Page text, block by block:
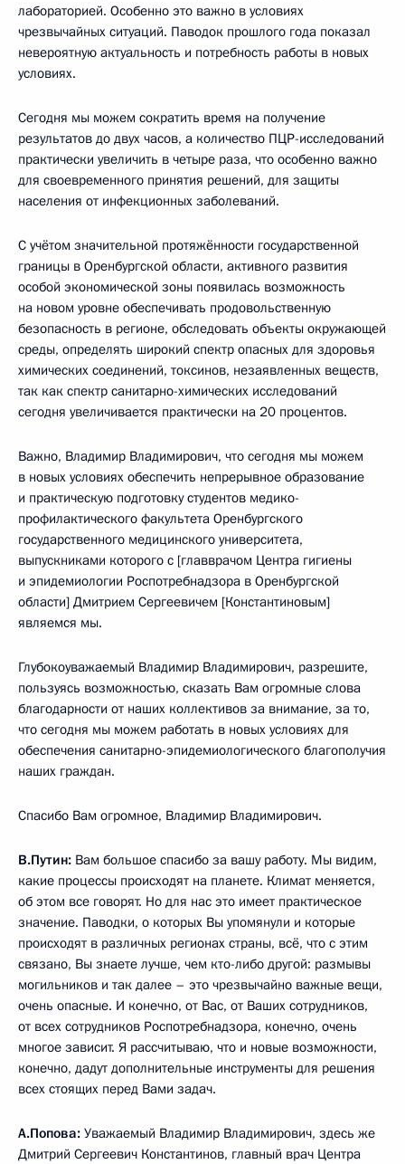
лабораторией. Особенно это важно в условиях
чрезвычайных ситуаций. Паводок прошлого года показал
невероятную актуальность и потребность работы в новых
условиях.
Сегодня мы можем сократить время на получение
результатов до двух часов, а количество ПЦР-исследований
практически увеличить в четыре раза, что особенно важно
для своевременного принятия решений, для защиты
населения от инфекционных заболеваний.
С учётом значительной протяжённости государственной
границы в Оренбургской области, активного развития
особой экономической зоны появилась возможность
на новом уровне обеспечивать продовольственную
безопасность в регионе, обследовать объекты окружающей
среды, определять широкий спектр опасных для здоровья
химических соединений, токсинов, незаявленных веществ,
так как спектр санитарно-химических исследований
сегодня увеличивается практически на 20 процентов.
Важно, Владимир Владимирович, что сегодня мы можем
в новых условиях обеспечить непрерывное образование
и практическую подготовку студентов медико-
профилактического факультета Оренбургского
государственного медицинского университета,
выпускниками которого с [главврачом Центра гигиены
и эпидемиологии Роспотребнадзора в Оренбургской
области] Дмитрием Сергеевичем [Константиновым]
являемся мы.
Глубокоуважаемый Владимир Владимирович, разрешите,
пользуясь возможностью, сказать Вам огромные слова
благодарности от наших коллективов за внимание, за то,
что сегодня мы можем работать в новых условиях для
обеспечения санитарно-эпидемиологического благополучия
наших граждан.
Спасибо Вам огромное, Владимир Владимирович.
В.Путин: Вам большое спасибо за вашу работу. Мы видим,
какие процессы происходят на планете. Климат меняется,
об этом все говорят. Но для нас это имеет практическое
значение. Паводки, о которых Вы упомянули и которые
происходят в различных регионах страны, всё, что с этим
связано, Вы знаете лучше, чем кто-либо другой: размывы
могильников и так далее – это чрезвычайно важные вещи,
очень опасные. И конечно, от Вас, от Ваших сотрудников,
от всех сотрудников Роспотребнадзора, конечно, очень
многое зависит. Я рассчитываю, что и новые возможности,
конечно, дадут дополнительные инструменты для решения
всех стоящих перед Вами задач.
А.Попова: Уважаемый Владимир Владимирович, здесь же
Дмитрий Сергеевич Константинов, главный врач Центра